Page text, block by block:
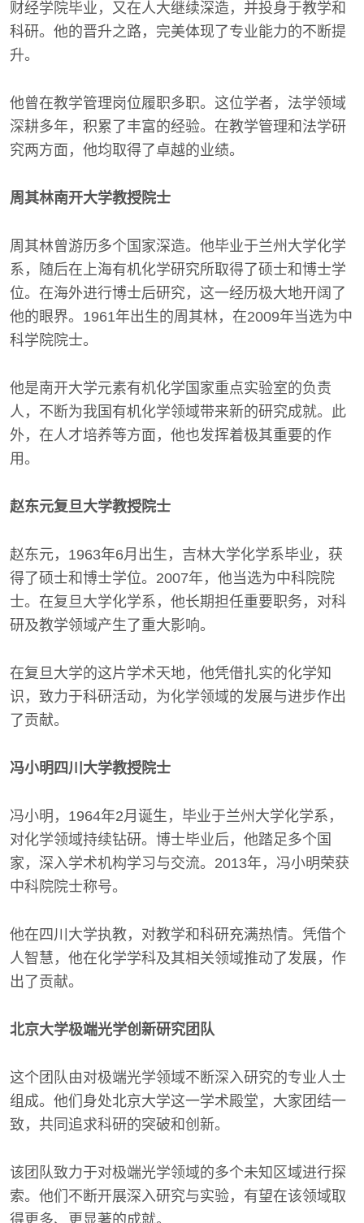
财经学院毕业，又在人大继续深造，并投身于教学和
科研。他的晋升之路，完美体现了专业能力的不断提
升。
他曾在教学管理岗位履职多职。这位学者，法学领域
深耕多年，积累了丰富的经验。在教学管理和法学研
究两方面，他均取得了卓越的业绩。
周其林南开大学教授院士
周其林曾游历多个国家深造。他毕业于兰州大学化学
系，随后在上海有机化学研究所取得了硕士和博士学
位。在海外进行博士后研究，这一经历极大地开阔了
他的眼界。1961年出生的周其林，在2009年当选为中
科学院院士。
他是南开大学元素有机化学国家重点实验室的负责
人，不断为我国有机化学领域带来新的研究成就。此
外，在人才培养等方面，他也发挥着极其重要的作
用。
赵东元复旦大学教授院士
赵东元，1963年6月出生，吉林大学化学系毕业，获
得了硕士和博士学位。2007年，他当选为中科院院
士。在复旦大学化学系，他长期担任重要职务，对科
研及教学领域产生了重大影响。
在复旦大学的这片学术天地，他凭借扎实的化学知
识，致力于科研活动，为化学领域的发展与进步作出
了贡献。
冯小明四川大学教授院士
冯小明，1964年2月诞生，毕业于兰州大学化学系，
对化学领域持续钻研。博士毕业后，他踏足多个国
家，深入学术机构学习与交流。2013年，冯小明荣获
中科院院士称号。
他在四川大学执教，对教学和科研充满热情。凭借个
人智慧，他在化学学科及其相关领域推动了发展，作
出了贡献。
北京大学极端光学创新研究团队
这个团队由对极端光学领域不断深入研究的专业人士
组成。他们身处北京大学这一学术殿堂，大家团结一
致，共同追求科研的突破和创新。
该团队致力于对极端光学领域的多个未知区域进行探
索。他们不断开展深入研究与实验，有望在该领域取
得更多、更显著的成就。